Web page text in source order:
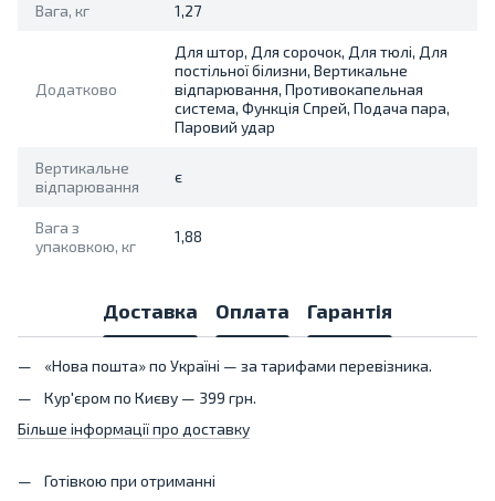
Вага, кг 1,27
Додатково
Для штор, Для сорочок, Для тюлі, Для
постільної білизни, Вертикальне
відпарювання, Противокапельная
система, Функція Спрей, Подача пара,
Паровий удар
Вертикальне
відпарювання
є
Вага з
упаковкою, кг
1,88
Доставка Оплата Гарантія
«Нова пошта» по Україні — за тарифами перевізника.
Кур'єром по Києву — 399 грн.
Більше інформації про доставку
Готівкою при отриманні